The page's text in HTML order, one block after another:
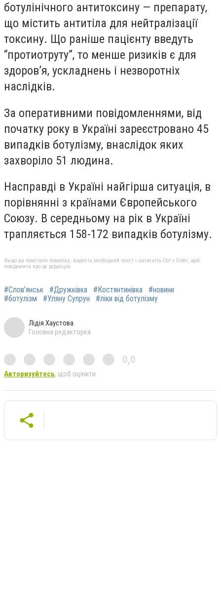
ботулінічного антитоксину — препарату,
що містить антитіла для нейтралізації
токсину. Що раніше пацієнту введуть
“протиотруту”, то менше ризиків є для
здоров’я, ускладнень і незворотніх
наслідків.
За оперативними повідомленнями, від
початку року в Україні зареєстровано 45
випадків ботулізму, внаслідок яких
захворіло 51 людина.
Насправді в Україні найгірша ситуація, в
порівнянні з країнами Європейського
Союзу. В середньому на рік в Україні
трапляється 158-172 випадків ботулізму.
Якщо ви помітили помилку, виділіть необхідний текст і натисніть Ctrl + Enter, щоб
повідомити про це редакцію
#Слов’янськ #Дружківка #Костянтинівка
#новини
#ботулізм
#Уляну Супрун #ліки від ботулізму
Лідія Хаустова
Головна редакторка
0,0
Авторизуйтесь, щоб оцінити